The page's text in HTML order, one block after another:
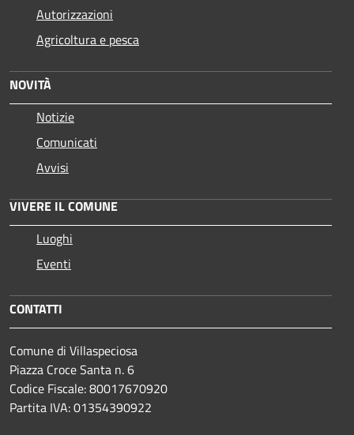
Autorizzazioni
Agricoltura e pesca
NOVITÀ
Notizie
Comunicati
Avvisi
VIVERE IL COMUNE
Luoghi
Eventi
CONTATTI
Comune di Villaspeciosa
Piazza Croce Santa n. 6
Codice Fiscale: 80017670920
Partita IVA: 01354390922